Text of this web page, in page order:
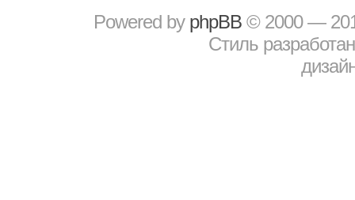
Powered by рhрBВ © 2000 —
Стиль